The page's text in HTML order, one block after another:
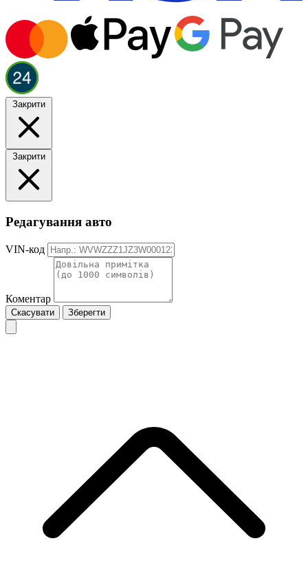
Закрити
Закрити
Редагування авто
VIN-код
Коментар
Скасувати Зберегти